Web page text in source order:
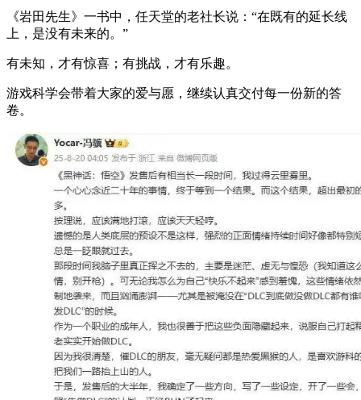
《岩田先生》一书中，任天堂的老社长说：“在既有的延长线
上，是没有未来的。”
有未知，才有惊喜；有挑战，才有乐趣。
游戏科学会带着大家的爱与愿，继续认真交付每一份新的答
卷。